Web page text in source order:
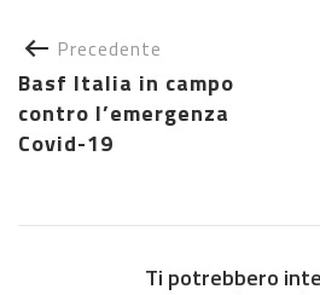
Precedente
Basf Italia in campo
contro l’emergenza
Covid-19
Ti potrebbero